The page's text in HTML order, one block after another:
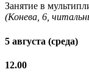
Занятие в
(Конева, 6,
5 августа (среда)
12.00